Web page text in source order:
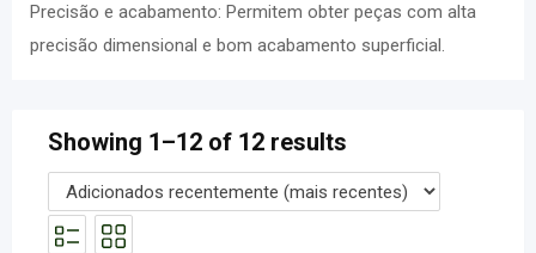
Precisão e acabamento: Permitem obter peças com alta
precisão dimensional e bom acabamento superficial.
Showing 1–12 of 12 results